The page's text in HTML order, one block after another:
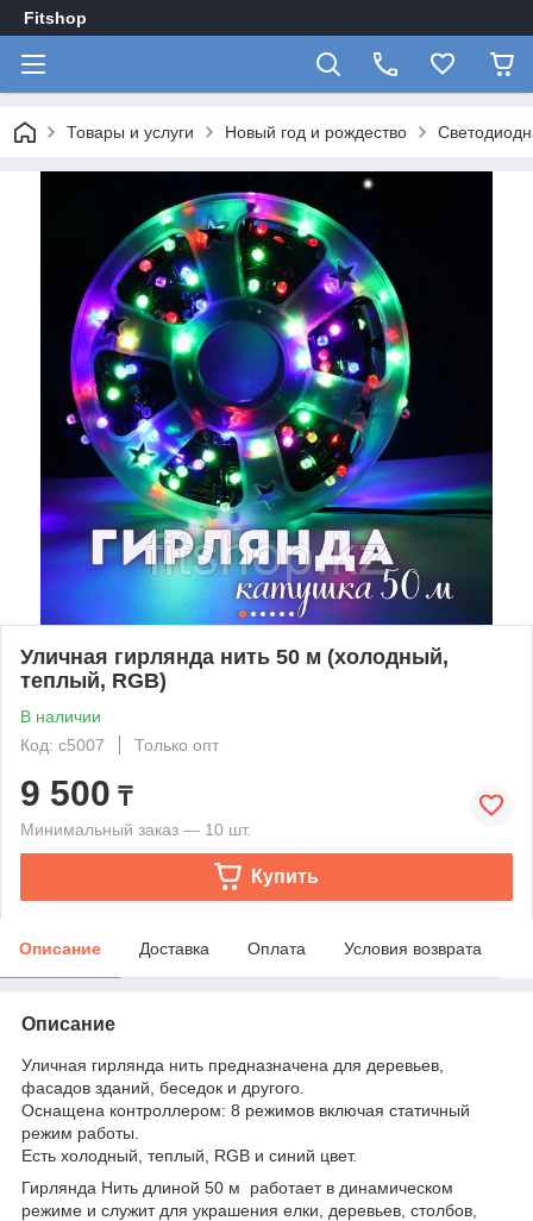
Fitshop
Товары и услуги Новый год и рождество
Уличная гирлянда нить 50 м (холодный,
теплый, RGB)
В наличии
Код: с5007
Только опт
9 500 ₸
Минимальный заказ — 10 шт.
Купить
Описание Доставка Оплата Условия возврата
Описание
Уличная гирлянда нить предназначена для деревьев,
фасадов зданий, беседок и другого.
Оснащена контроллером: 8 режимов включая статичный
режим работы.
Есть холодный, теплый, RGB и синий цвет.
Гирлянда Нить длиной 50 м работает в динамическом
режиме и служит для украшения елки, деревьев, столбов,